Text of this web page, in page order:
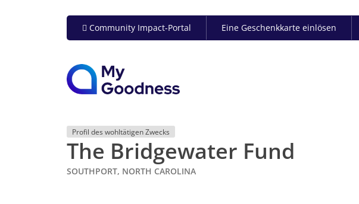
Community Impact-Portal Eine Geschenkkarte einlösen
Profil des wohltätigen Zwecks
The Bridgewater Fund
SOUTHPORT, NORTH CAROLINA